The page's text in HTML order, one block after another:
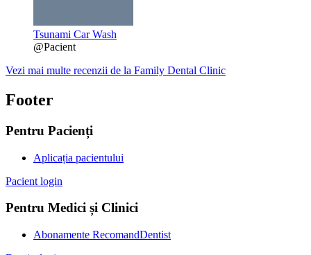
Tsunami Car Wash
@Pacient
Vezi mai multe recenzii de la Family Dental Clinic
Footer
Pentru Pacienți
Aplicația pacientului
Pacient login
Pentru Medici și Clinici
Abonamente RecomandDentist